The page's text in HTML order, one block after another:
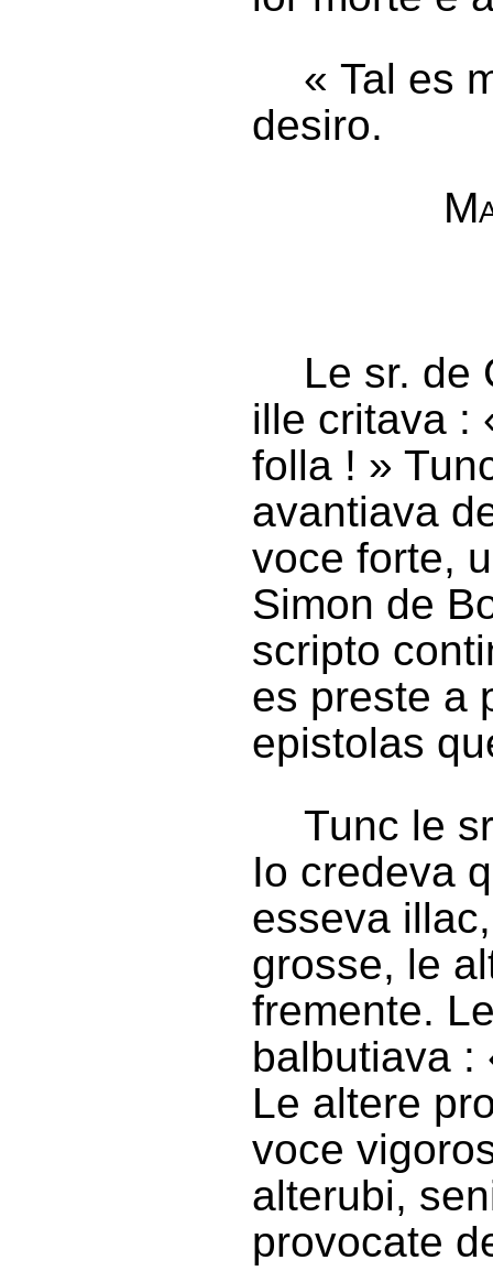
« Tal es
desiro.
Le sr. de
ille critava :
folla ! »
avantiava
voce forte,
Simon de
scripto
es preste a
epistolas
Tunc le
Io credeva
esseva
grosse, le
fremente.
balbutiava :
Le altere
voce
alterubi,
provocate